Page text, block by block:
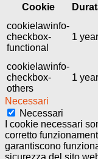
Cookie
cookielawinfo-
checkbox-
functional
1 year
cookielawinfo-
checkbox-
others
1 year
Necessari
Necessari
I cookie necessari
corretto
garantiscono
sicurezza del sito